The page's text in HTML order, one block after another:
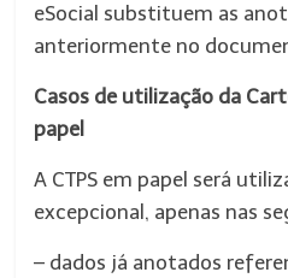
eSocial substituem as
anteriormente no
Casos de utilização da
papel
A CTPS em papel será
excepcional, apenas nas
– dados já anotados